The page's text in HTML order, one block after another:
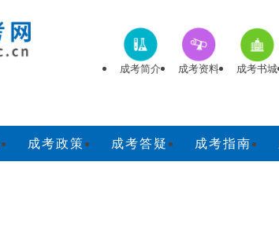
成考简介 成考资料 成考书城
成考政策 成考答疑 成考指南